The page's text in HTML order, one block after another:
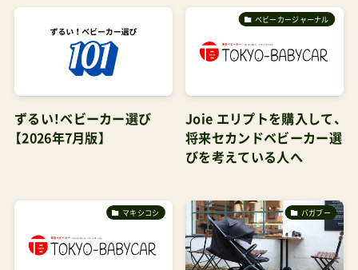
ずるい！ベビーカー選び
【2026年7月版】
ベビーカージャーナル
Joie エリプトを購入して、
将来セカンドベビーカー選
びを考えている人へ
マキシコシ バガブー